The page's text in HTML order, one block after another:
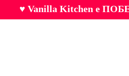
♥ Vanilla Kitchen е